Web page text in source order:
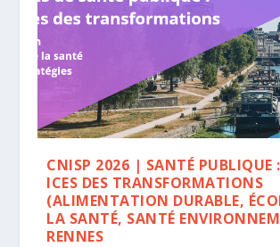
CNISP 2026 | SANTÉ PUBLIQUE
ICES DES TRANSFORMATIONS
(ALIMENTATION DURABLE,
LA SANTÉ, SANTÉ
RENNES